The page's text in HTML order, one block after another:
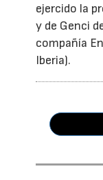
ejercido la
y de Genci
compañía
Iberia).